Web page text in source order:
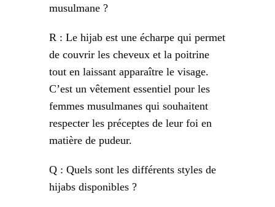
musulmane ?
R : Le hijab est une écharpe qui permet
de couvrir les cheveux et la poitrine
tout en laissant apparaître le visage.
C’est un vêtement essentiel pour les
femmes musulmanes qui souhaitent
respecter les préceptes de leur foi en
matière de pudeur.
Q : Quels sont les différents styles de
hijabs disponibles ?